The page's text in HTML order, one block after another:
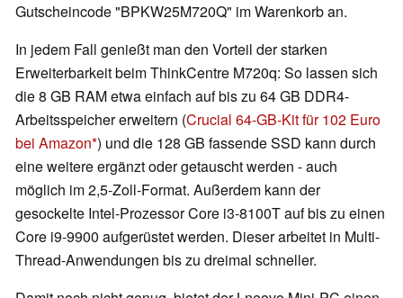
Gutscheincode "BPKW25M720Q" im Warenkorb an.
In jedem Fall genießt man den Vorteil der starken
Erweiterbarkeit beim ThinkCentre M720q: So lassen sich
die 8 GB RAM etwa einfach auf bis zu 64 GB DDR4-
Arbeitsspeicher erweitern (Crucial 64-GB-Kit für 102 Euro
bei Amazon ) und die 128 GB fassende SSD kann durch
eine weitere ergänzt oder getauscht werden - auch
möglich im 2,5-Zoll-Format. Außerdem kann der
gesockelte Intel-Prozessor Core i3-8100T auf bis zu einen
Core i9-9900 aufgerüstet werden. Dieser arbeitet in Multi-
Thread-Anwendungen bis zu dreimal schneller.